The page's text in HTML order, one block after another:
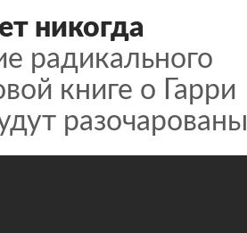
никогда
радикального
книге о Гарри
разочарованы